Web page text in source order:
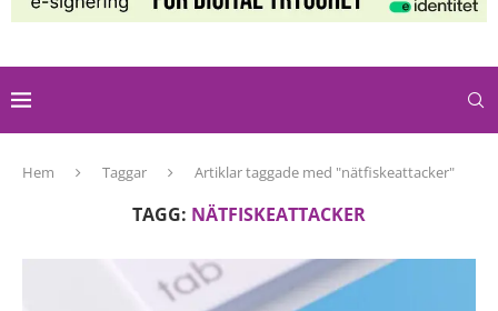
Hem Taggar Artiklar taggade med "nätfiskeattacker"
TAGG: NÄTFISKEATTACKER